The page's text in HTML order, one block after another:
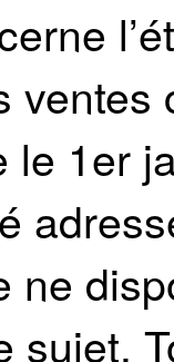
ventes
le 1er
ne
sujet.